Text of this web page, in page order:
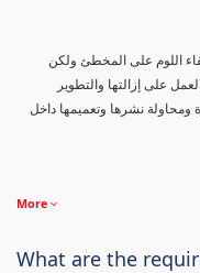
اللوم على المخطئ ولكن
على إزالتها والتطوير
نشرها وتعميمها داخل
More
What are the